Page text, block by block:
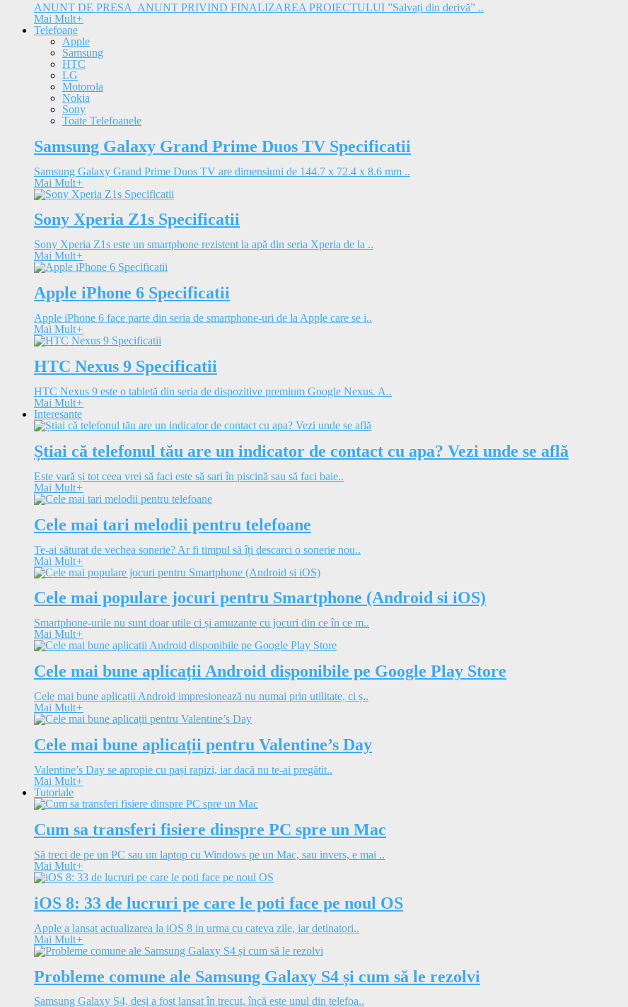
ANUNT DE PRESA ANUNT PRIVIND FINALIZAREA PROIECTULUI ”Salvați din derivă” ..
Mai Mult+
Telefoane
Apple
Samsung
HTC
LG
Motorola
Nokia
Sony
Toate Telefoanele
Samsung Galaxy Grand Prime Duos TV Specificatii
Samsung Galaxy Grand Prime Duos TV are dimensiuni de 144.7 x 72.4 x 8.6 mm ..
Mai Mult+
Sony Xperia Z1s Specificatii
Sony Xperia Z1s este un smartphone rezistent la apă din seria Xperia de la ..
Mai Mult+
Apple iPhone 6 Specificatii
Apple iPhone 6 face parte din seria de smartphone-uri de la Apple care se i..
Mai Mult+
HTC Nexus 9 Specificatii
HTC Nexus 9 este o tabletă din seria de dispozitive premium Google Nexus. A..
Mai Mult+
Interesante
Știai că telefonul tău are un indicator de contact cu apa? Vezi unde se află
Este vară și tot ceea vrei să faci este să sari în piscină sau să faci baie..
Mai Mult+
Cele mai tari melodii pentru telefoane
Te-ai săturat de vechea sonerie? Ar fi timpul să îți descarci o sonerie nou..
Mai Mult+
Cele mai populare jocuri pentru Smartphone (Android si iOS)
Smartphone-urile nu sunt doar utile ci și amuzante cu jocuri din ce în ce m..
Mai Mult+
Cele mai bune aplicații Android disponibile pe Google Play Store
Cele mai bune aplicații Android impresionează nu numai prin utilitate, ci ș..
Mai Mult+
Cele mai bune aplicații pentru Valentine’s Day
Valentine’s Day se apropie cu pași rapizi, iar dacă nu te-ai pregătit..
Mai Mult+
Tutoriale
Cum sa transferi fisiere dinspre PC spre un Mac
Să treci de pe un PC sau un laptop cu Windows pe un Mac, sau invers, e mai ..
Mai Mult+
iOS 8: 33 de lucruri pe care le poti face pe noul OS
Apple a lansat actualizarea la iOS 8 in urma cu cateva zile, iar detinatori..
Mai Mult+
Probleme comune ale Samsung Galaxy S4 și cum să le rezolvi
Samsung Galaxy S4, deși a fost lansat în trecut, încă este unul din telefoa..